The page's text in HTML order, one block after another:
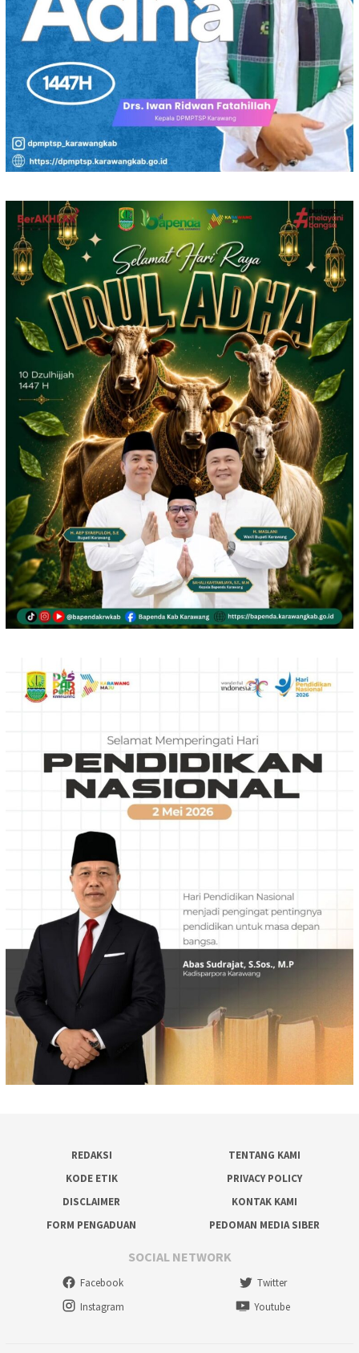
REDAKSI
TENTANG KAMI
KODE ETIK
PRIVACY POLICY
DISCLAIMER
KONTAK KAMI
FORM PENGADUAN
PEDOMAN MEDIA SIBER
SOCIAL NETWORK
Facebook
Twitter
Instagram
Youtube